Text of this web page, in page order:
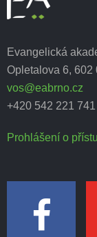
Evangelická
Opletalova 6, 602
vos@eabrno.cz
+420 542 221 741
Prohlášení o